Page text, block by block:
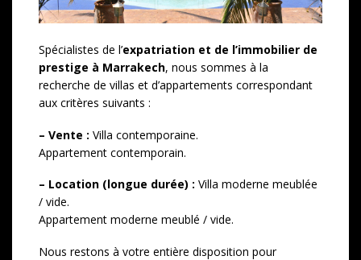
Spécialistes de l’expatriation et de l’immobilier de
prestige à Marrakech, nous sommes à la
recherche de villas et d’appartements correspondant
aux critères suivants :
– Vente : Villa contemporaine.
Appartement contemporain.
– Location (longue durée) : Villa moderne meublée
/ vide.
Appartement moderne meublé / vide.
Nous restons à votre entière disposition pour